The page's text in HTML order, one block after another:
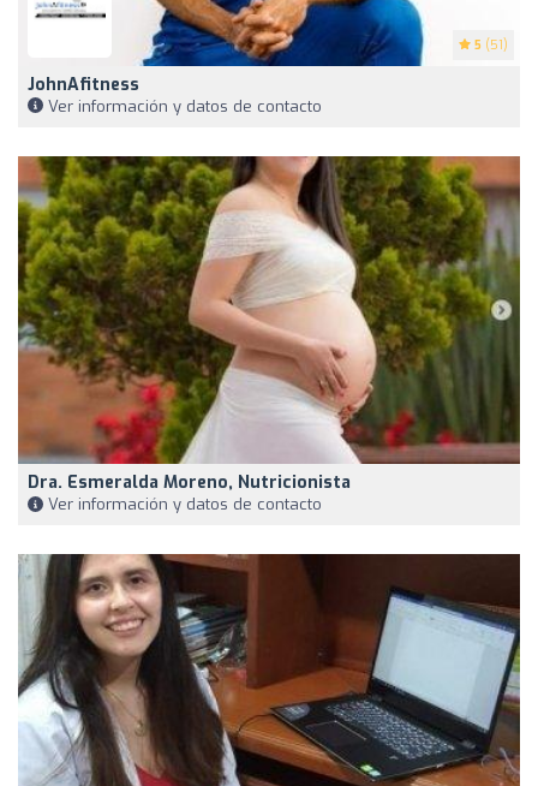
5 (51)
JohnAfitness
Ver información y datos de contacto
Dra. Esmeralda Moreno, Nutricionista
Ver información y datos de contacto